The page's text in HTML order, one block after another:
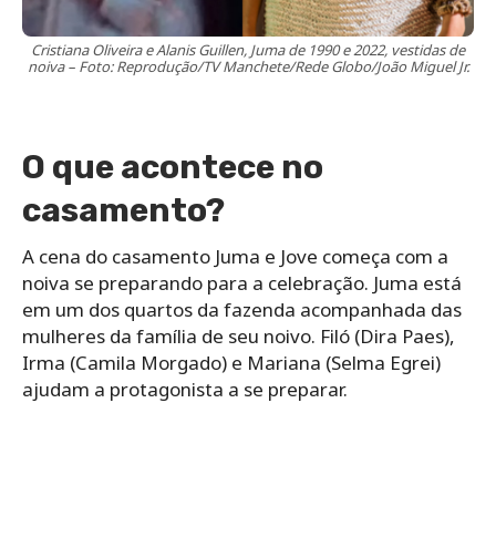
Cristiana Oliveira e Alanis Guillen, Juma de 1990 e 2022, vestidas de
noiva – Foto: Reprodução/TV Manchete/Rede Globo/João Miguel Jr.
O que acontece no
casamento?
A cena do casamento Juma e Jove começa com a
noiva se preparando para a celebração. Juma está
em um dos quartos da fazenda acompanhada das
mulheres da família de seu noivo. Filó (Dira Paes),
Irma (Camila Morgado) e Mariana (Selma Egrei)
ajudam a protagonista a se preparar.